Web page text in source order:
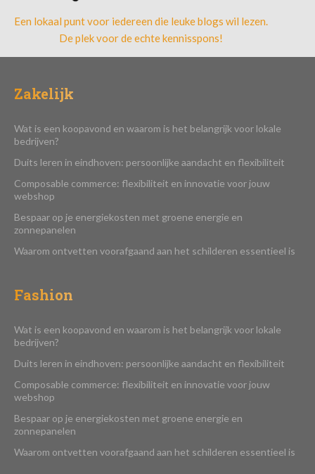
Een lokaal punt voor iedereen die leuke blogs wil lezen.
De plek voor de echte kennisspons!
Zakelijk
Wat is een koopavond en waarom is het belangrijk voor lokale
bedrijven?
Duits leren in eindhoven: persoonlijke aandacht en flexibiliteit
Composable commerce: flexibiliteit en innovatie voor jouw
webshop
Bespaar op je energiekosten met groene energie en
zonnepanelen
Waarom ontvetten voorafgaand aan het schilderen essentieel is
Fashion
Wat is een koopavond en waarom is het belangrijk voor lokale
bedrijven?
Duits leren in eindhoven: persoonlijke aandacht en flexibiliteit
Composable commerce: flexibiliteit en innovatie voor jouw
webshop
Bespaar op je energiekosten met groene energie en
zonnepanelen
Waarom ontvetten voorafgaand aan het schilderen essentieel is